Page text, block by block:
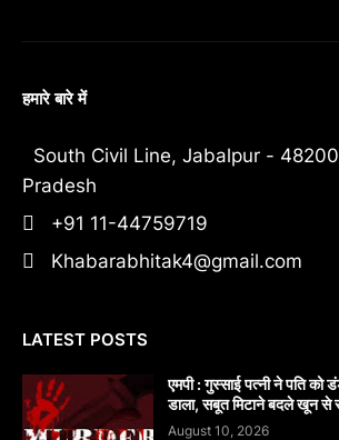
हमारे बारे में
South Civil Line, Jabalpur -
Pradesh
+91 11-44759719
Khabarabhitak4@gmail.com
LATEST POSTS
एमपी : गुस्साई पत्नी ने पति को
डाला, सबूत मिटाने बदले खून
August 10, 2026